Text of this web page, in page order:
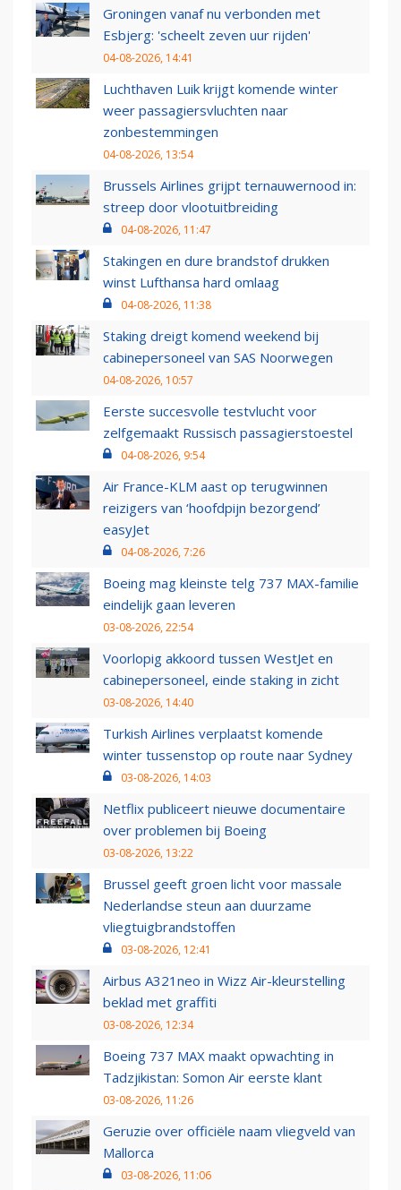
Groningen vanaf nu verbonden met
Esbjerg: 'scheelt zeven uur rijden'
04-08-2026, 14:41
Luchthaven Luik krijgt komende winter
weer passagiersvluchten naar
zonbestemmingen
04-08-2026, 13:54
Brussels Airlines grijpt ternauwernood in:
streep door vlootuitbreiding
04-08-2026, 11:47
Stakingen en dure brandstof drukken
winst Lufthansa hard omlaag
04-08-2026, 11:38
Staking dreigt komend weekend bij
cabinepersoneel van SAS Noorwegen
04-08-2026, 10:57
Eerste succesvolle testvlucht voor
zelfgemaakt Russisch passagierstoestel
04-08-2026, 9:54
Air France-KLM aast op terugwinnen
reizigers van ‘hoofdpijn bezorgend’
easyJet
04-08-2026, 7:26
Boeing mag kleinste telg 737 MAX-familie
eindelijk gaan leveren
03-08-2026, 22:54
Voorlopig akkoord tussen WestJet en
cabinepersoneel, einde staking in zicht
03-08-2026, 14:40
Turkish Airlines verplaatst komende
winter tussenstop op route naar Sydney
03-08-2026, 14:03
Netflix publiceert nieuwe documentaire
over problemen bij Boeing
03-08-2026, 13:22
Brussel geeft groen licht voor massale
Nederlandse steun aan duurzame
vliegtuigbrandstoffen
03-08-2026, 12:41
Airbus A321neo in Wizz Air-kleurstelling
beklad met graffiti
03-08-2026, 12:34
Boeing 737 MAX maakt opwachting in
Tadzjikistan: Somon Air eerste klant
03-08-2026, 11:26
Geruzie over officiële naam vliegveld van
Mallorca
03-08-2026, 11:06